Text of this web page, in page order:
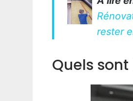
rester
Quels